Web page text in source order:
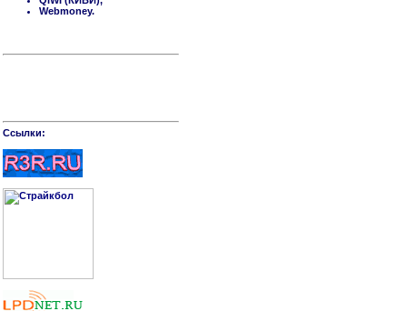
Webmoney.
Cсылки: